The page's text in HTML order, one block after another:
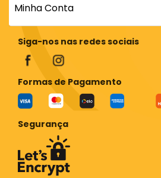
Minha Conta
Siga-nos nas redes sociais
Formas de Pagamento
Segurança